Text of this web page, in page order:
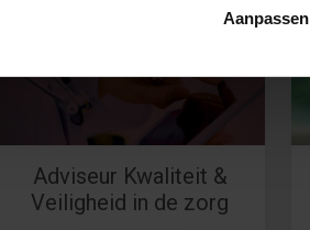
Aanpassen
Adviseur Kwaliteit &
Veiligheid in de zorg